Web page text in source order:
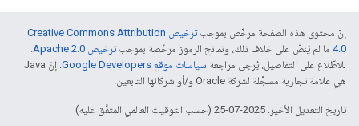
إنّ محتوى هذه الصفحة مرخّص بموجب
ترخيص Creative Commons Attribution
4.0‏ ما لم يُنصّ على خلاف ذلك، ونماذج الرموز مرخّصة بموجبترخيص Apache 2.0‏
.
للاطّلاع على التفاصيل، يُرجى مراجعة سياسات موقع Google Developers‏
. إنّ Java
هي علامة تجارية مسجَّلة لشركة Oracle و/أو شركائها التابعين.
تاريخ التعديل الأخير: 2025-07-25 (حسب التوقيت العالمي المتفَّق عليه)